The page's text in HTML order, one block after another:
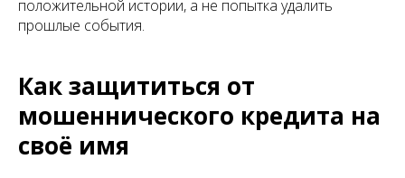
положительной истории, а не попытка удалить
прошлые события.
Как защититься от
мошеннического кредита на
своё имя